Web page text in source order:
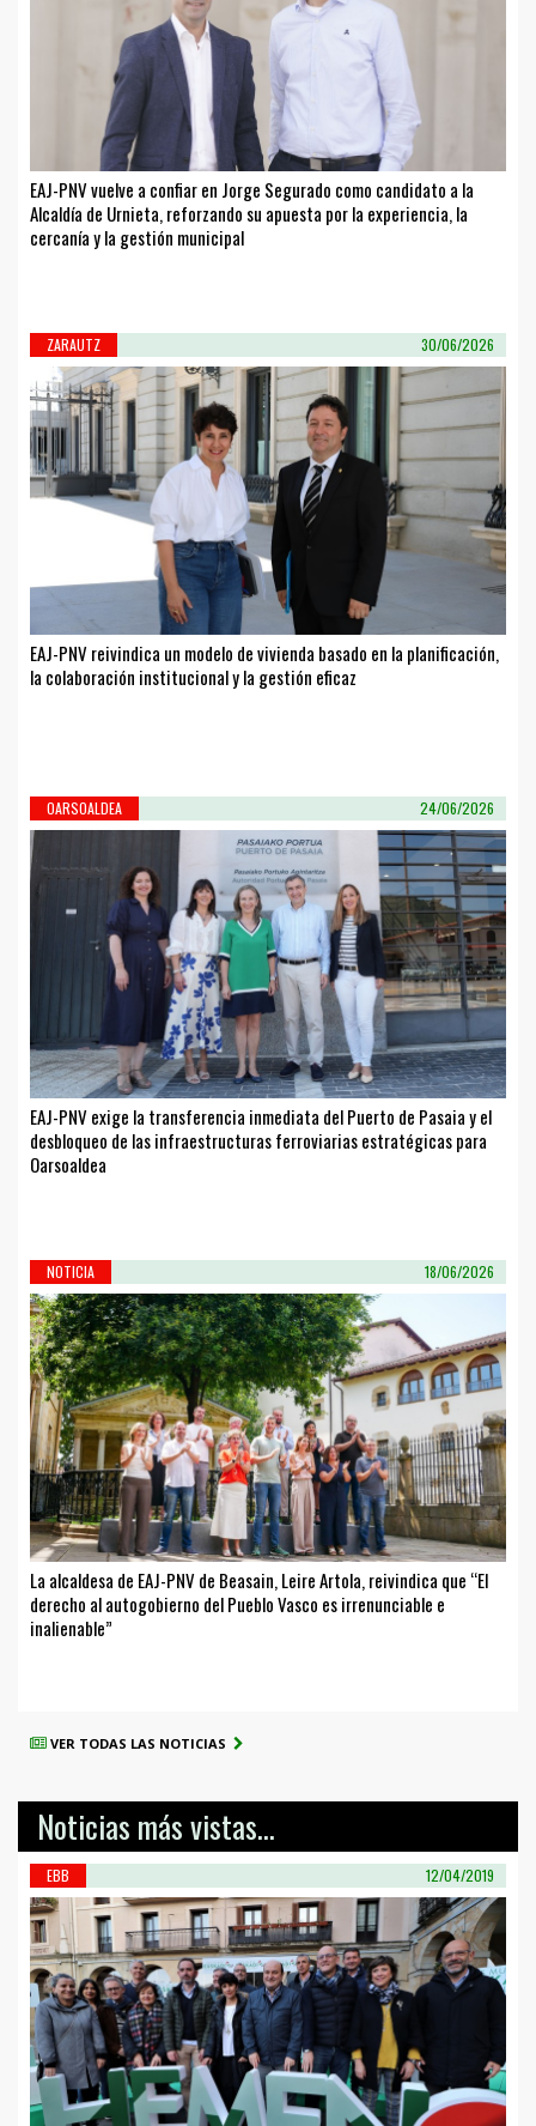
EAJ-PNV vuelve a confiar en Jorge Segurado como candidato a la
Alcaldía de Urnieta, reforzando su apuesta por la experiencia, la
cercanía y la gestión municipal
ZARAUTZ 30/06/2026
EAJ-PNV reivindica un modelo de vivienda basado en la planificación,
la colaboración institucional y la gestión eficaz
OARSOALDEA 24/06/2026
EAJ-PNV exige la transferencia inmediata del Puerto de Pasaia y el
desbloqueo de las infraestructuras ferroviarias estratégicas para
Oarsoaldea
NOTICIA 18/06/2026
La alcaldesa de EAJ-PNV de Beasain, Leire Artola, reivindica que “El
derecho al autogobierno del Pueblo Vasco es irrenunciable e
inalienable”
VER TODAS LAS NOTICIAS
Noticias más vistas...
EBB 12/04/2019